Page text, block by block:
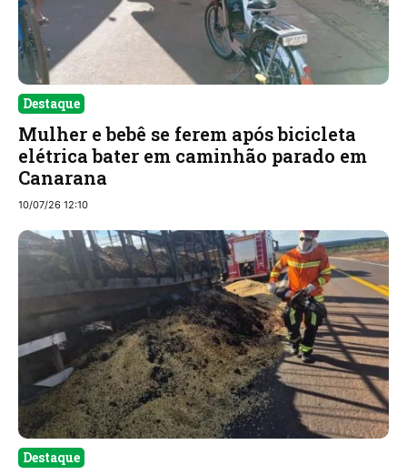
Destaque
Mulher e bebê se ferem após bicicleta
elétrica bater em caminhão parado em
Canarana
10/07/26 12:10
Destaque